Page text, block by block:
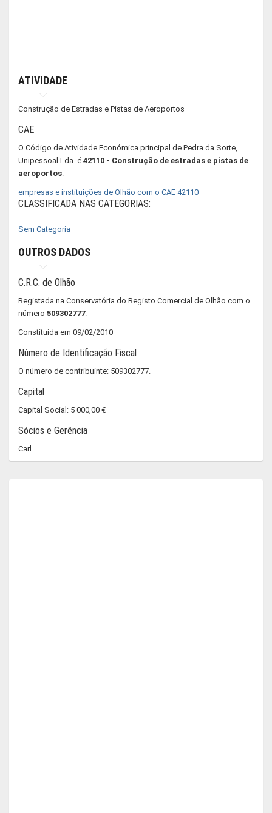
ATIVIDADE
Construção de Estradas e Pistas de Aeroportos
CAE
O Código de Atividade Económica principal de Pedra da Sorte,
Unipessoal Lda. é 42110 - Construção de estradas e pistas de
aeroportos.
empresas e instituições de Olhão com o CAE 42110
CLASSIFICADA NAS CATEGORIAS:
Sem Categoria
OUTROS DADOS
C.R.C. de Olhão
Registada na Conservatória do Registo Comercial de Olhão com o
número 509302777.
Constituída em 09/02/2010
Número de Identificação Fiscal
O número de contribuinte: 509302777.
Capital
Capital Social: 5 000,00 €
Sócios e Gerência
Carl...